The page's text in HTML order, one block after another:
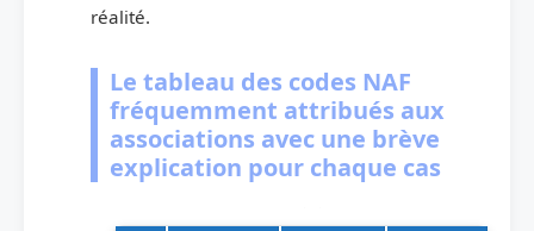
réalité.
Le tableau des codes NAF
fréquemment attribués aux
associations avec une brève
explication pour chaque cas